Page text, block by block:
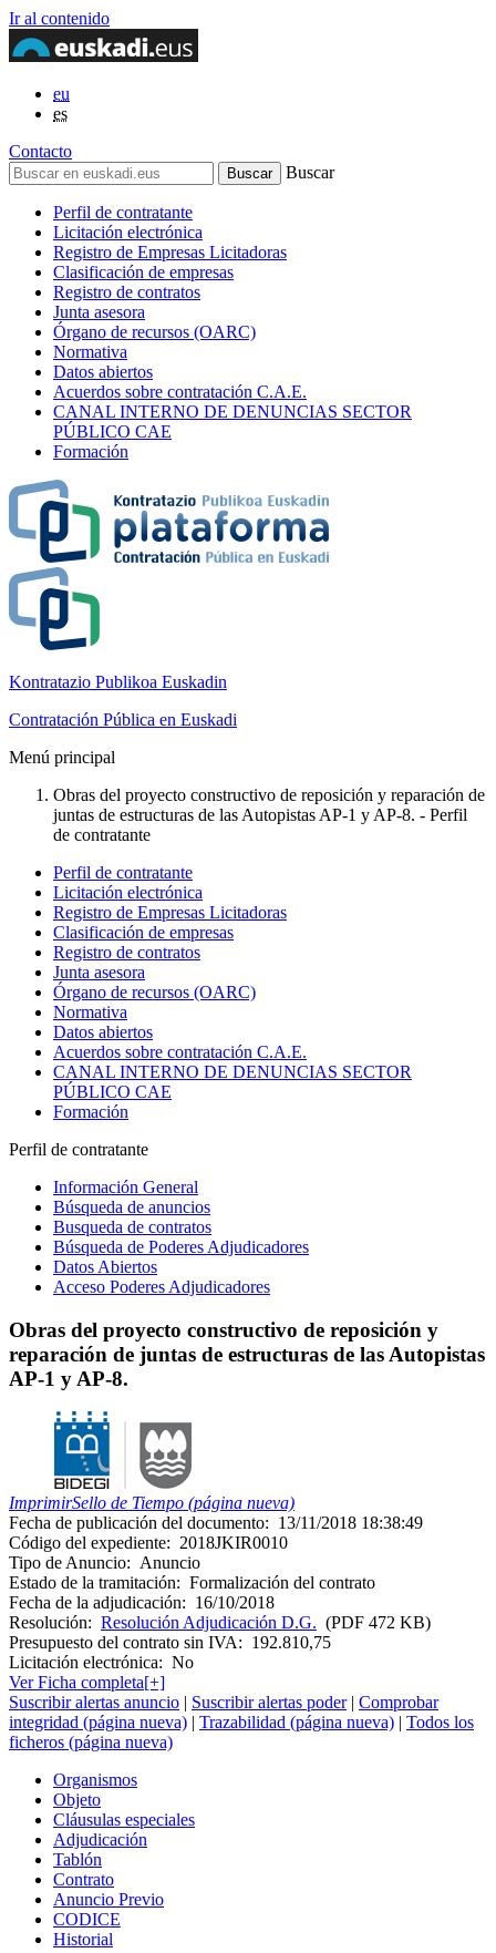
Ir al contenido
eu
es
Contacto
Buscar
Perfil de contratante
Licitación electrónica
Registro de Empresas Licitadoras
Clasificación de empresas
Registro de contratos
Junta asesora
Órgano de recursos (OARC)
Normativa
Datos abiertos
Acuerdos sobre contratación C.A.E.
CANAL INTERNO DE DENUNCIAS SECTOR
PÚBLICO CAE
Formación
Kontratazio Publikoa Euskadin
Contratación Pública en Euskadi
Menú principal
Obras del proyecto constructivo de reposición y reparación de
juntas de estructuras de las Autopistas AP-1 y AP-8. - Perfil
de contratante
Perfil de contratante
Licitación electrónica
Registro de Empresas Licitadoras
Clasificación de empresas
Registro de contratos
Junta asesora
Órgano de recursos (OARC)
Normativa
Datos abiertos
Acuerdos sobre contratación C.A.E.
CANAL INTERNO DE DENUNCIAS SECTOR
PÚBLICO CAE
Formación
Perfil de contratante
Información General
Búsqueda de anuncios
Busqueda de contratos
Búsqueda de Poderes Adjudicadores
Datos Abiertos
Acceso Poderes Adjudicadores
Obras del proyecto constructivo de reposición y
reparación de juntas de estructuras de las Autopistas
AP-1 y AP-8.
ImprimirSello de Tiempo (página nueva)
Fecha de publicación del documento: 13/11/2018 18:38:49
Código del expediente: 2018JKIR0010
Tipo de Anuncio: Anuncio
Estado de la tramitación: Formalización del contrato
Fecha de la adjudicación: 16/10/2018
Resolución: Resolución Adjudicación D.G. (PDF 472 KB)
Presupuesto del contrato sin IVA: 192.810,75
Licitación electrónica: No
Ver Ficha completa[+]
Suscribir alertas anuncio | Suscribir alertas poder| Comprobar
integridad (página nueva) | Trazabilidad (página nueva) | Todos los
ficheros (página nueva)
Organismos
Objeto
Cláusulas especiales
Adjudicación
Tablón
Contrato
Anuncio Previo
CODICE
Historial